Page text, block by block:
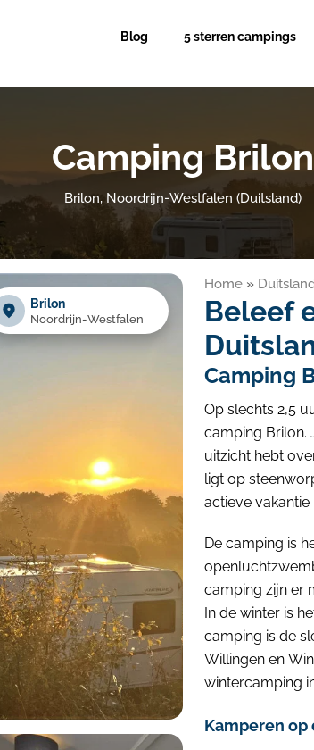
Blog 5 sterren campings
Camping Brilon
Brilon, Noordrijn-Westfalen (Duitsland)
Brilon
Noordrijn-Westfalen
Home »
Beleef
Camping
Op slechts 2,5
camping Brilon.
uitzicht hebt
ligt op
actieve vakantie
De camping is
camping zijn er
In de winter is
camping is de
Willingen en
wintercamping
Kamperen